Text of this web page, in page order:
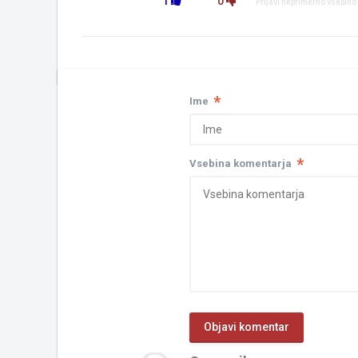
Prijavi neprimerno vsebino
Ime *
Vsebina komentarja *